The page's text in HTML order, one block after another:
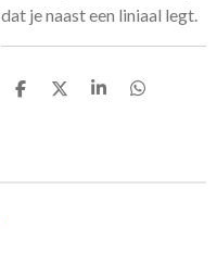
dat je naast een liniaal legt.
D
D
S
D